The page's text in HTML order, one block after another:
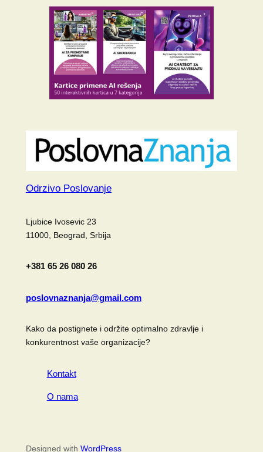
Odrzivo Poslovanje
Ljubice Ivosevic 23
11000, Beograd, Srbija
+381 65 26 080 26
poslovnaznanja@gmail.com
Kako da postignete i održite optimalno zdravlje i
konkurentnost vaše organizacije?
Kontakt
O nama
Designed with WordPress